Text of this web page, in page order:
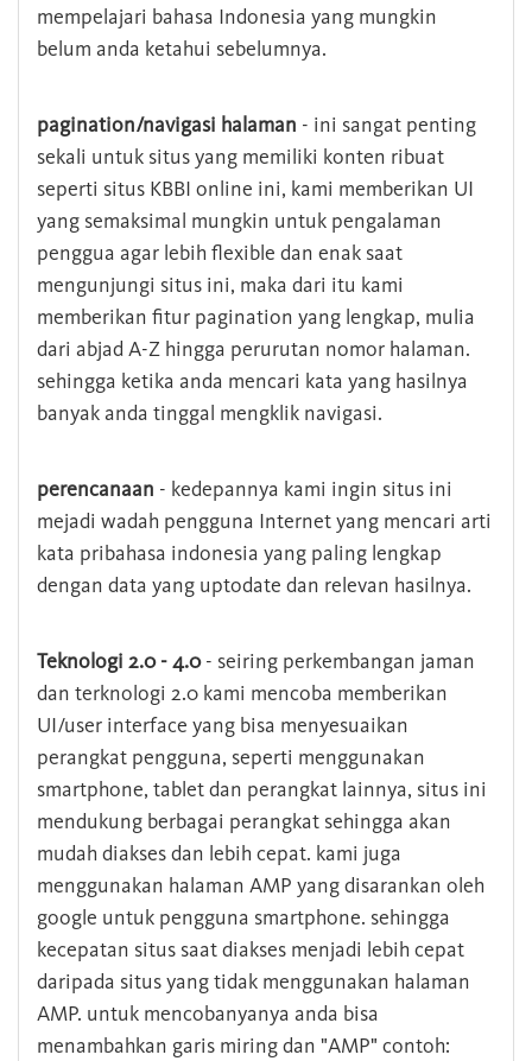
mempelajari bahasa Indonesia yang mungkin
belum anda ketahui sebelumnya.
pagination/navigasi halaman - ini sangat penting
sekali untuk situs yang memiliki konten ribuat
seperti situs KBBI online ini, kami memberikan UI
yang semaksimal mungkin untuk pengalaman
penggua agar lebih flexible dan enak saat
mengunjungi situs ini, maka dari itu kami
memberikan fitur pagination yang lengkap, mulia
dari abjad A-Z hingga perurutan nomor halaman.
sehingga ketika anda mencari kata yang hasilnya
banyak anda tinggal mengklik navigasi.
perencanaan - kedepannya kami ingin situs ini
mejadi wadah pengguna Internet yang mencari arti
kata pribahasa indonesia yang paling lengkap
dengan data yang uptodate dan relevan hasilnya.
Teknologi 2.0 - 4.0- seiring perkembangan jaman
dan terknologi 2.0 kami mencoba memberikan
UI/user interface yang bisa menyesuaikan
perangkat pengguna, seperti menggunakan
smartphone, tablet dan perangkat lainnya, situs ini
mendukung berbagai perangkat sehingga akan
mudah diakses dan lebih cepat. kami juga
menggunakan halaman AMP yang disarankan oleh
google untuk pengguna smartphone. sehingga
kecepatan situs saat diakses menjadi lebih cepat
daripada situs yang tidak menggunakan halaman
AMP. untuk mencobanyanya anda bisa
menambahkan garis miring dan "AMP" contoh: